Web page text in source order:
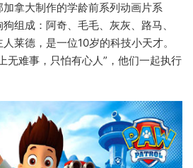
加拿大制作的学龄前系列动画片系
组成：阿奇、毛毛、灰灰、路马、
莱德，是一位10岁的科技小天才。
无难事，只怕有心人”，他们一起执行